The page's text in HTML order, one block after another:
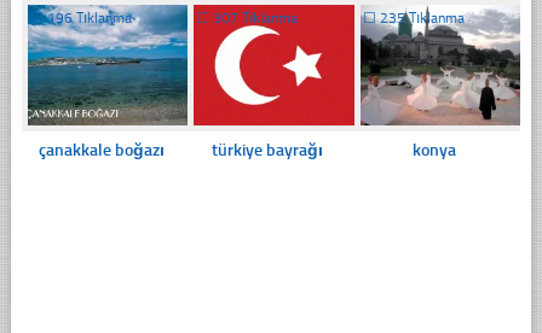
☐196 Tıklanma
çanakkale boğazı
☐307 Tıklanma
türkiye bayrağı
☐235 Tıklanma
konya